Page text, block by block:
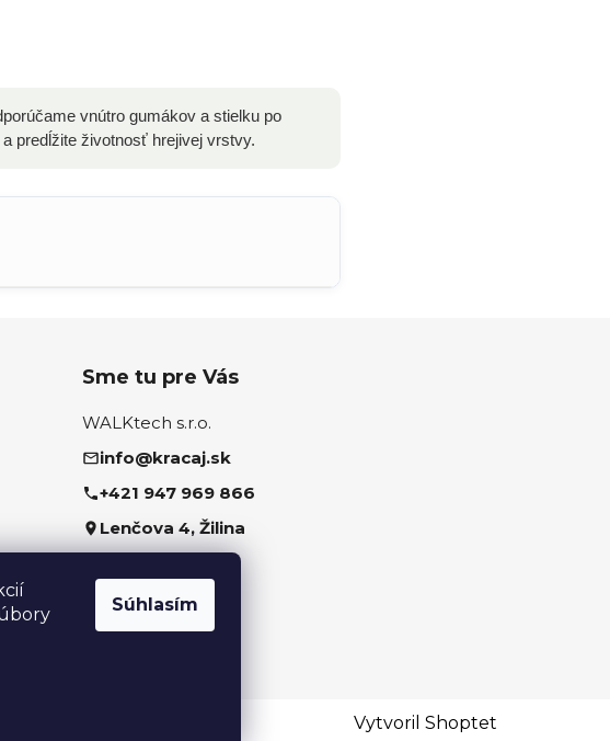
Súhlasím
vnútro gumákov a stielku po
predĺžite životnosť hrejivej vrstvy.
Sme tu pre Vás
WALKtech s.r.o.
info@kracaj.sk
+421 947 969 866
Lenčova 4, Žilina
Vytvoril Shoptet